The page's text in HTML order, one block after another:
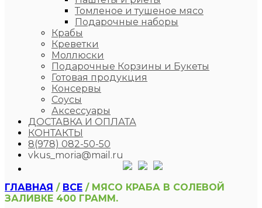
Томленое и тушеное мясо
Подарочные наборы
Крабы
Креветки
Моллюски
Подарочные Корзины и Букеты
Готовая продукция
Консервы
Соусы
Аксессуары
ДОСТАВКА И ОПЛАТА
КОНТАКТЫ
8(978) 082-50-50
vkus_moria@mail.ru
ГЛАВНАЯ / ВСЕ / МЯСО КРАБА В СОЛЕВОЙ
ЗАЛИВКЕ 400 ГРАММ.